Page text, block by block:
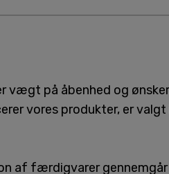
vægt på åbenhed og
vores produkter, er valgt
af færdigvarer gennemgår